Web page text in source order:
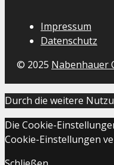
Impressum
Datenschutz
© 2025 Nabenhauer
Durch die weitere
Die Cookie-
Cookie-Einstellungen